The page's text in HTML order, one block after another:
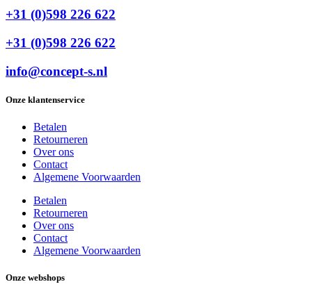
+31 (0)598 226 622
+31 (0)598 226 622
info@concept-s.nl
Onze klantenservice
Betalen
Retourneren
Over ons
Contact
Algemene Voorwaarden
Betalen
Retourneren
Over ons
Contact
Algemene Voorwaarden
Onze webshops